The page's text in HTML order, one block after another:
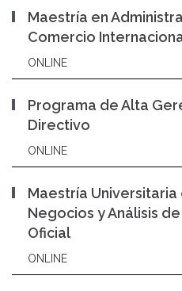
Maestría en
Comercio
ONLINE
Programa de Alta
Directivo
ONLINE
Maestría
Negocios y Análisis
Oficial
ONLINE